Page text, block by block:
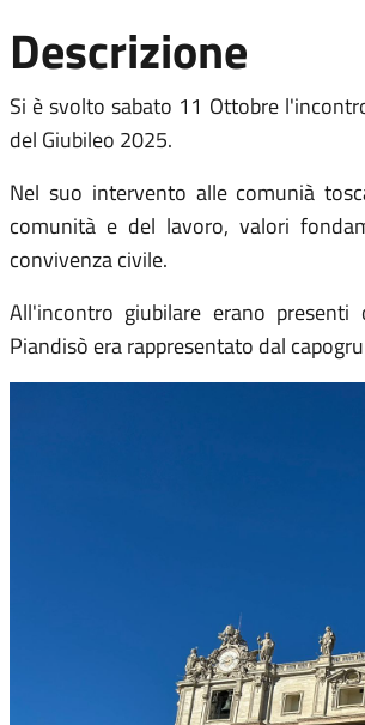
Descrizione
Si è svolto sabato 11 Ottobre
del Giubileo 2025.
Nel suo intervento alle comunià
comunità e del lavoro, valori
convivenza civile.
All'incontro giubilare erano
Piandisò era rappresentato dal